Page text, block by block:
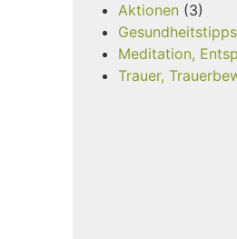
Aktionen (3)
Gesundheitstipps
Meditation,
Trauer,